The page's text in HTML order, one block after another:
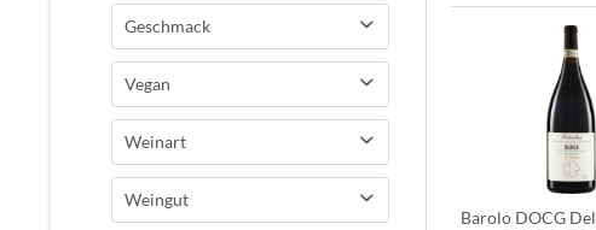
von75,00 €bis89,00 €
Geschmack
trocken
Vegan
JA
Weinart
Rotwein
Weingut
Barolo DOCG